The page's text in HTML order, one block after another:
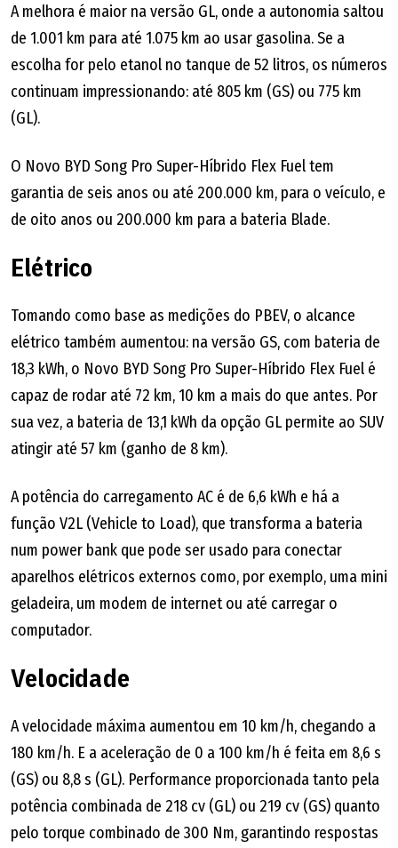
A melhora é maior na versão GL, onde a autonomia saltou
de 1.001 km para até 1.075 km ao usar gasolina. Se a
escolha for pelo etanol no tanque de 52 litros, os números
continuam impressionando: até 805 km (GS) ou 775 km
(GL).
O Novo BYD Song Pro Super-Híbrido Flex Fuel tem
garantia de seis anos ou até 200.000 km, para o veículo, e
de oito anos ou 200.000 km para a bateria Blade.
Elétrico
Tomando como base as medições do PBEV, o alcance
elétrico também aumentou: na versão GS, com bateria de
18,3 kWh, o Novo BYD Song Pro Super-Híbrido Flex Fuel é
capaz de rodar até 72 km, 10 km a mais do que antes. Por
sua vez, a bateria de 13,1 kWh da opção GL permite ao SUV
atingir até 57 km (ganho de 8 km).
A potência do carregamento AC é de 6,6 kWh e há a
função V2L (Vehicle to Load), que transforma a bateria
num power bank que pode ser usado para conectar
aparelhos elétricos externos como, por exemplo, uma mini
geladeira, um modem de internet ou até carregar o
computador.
Velocidade
A velocidade máxima aumentou em 10 km/h, chegando a
180 km/h. E a aceleração de 0 a 100 km/h é feita em 8,6 s
(GS) ou 8,8 s (GL). Performance proporcionada tanto pela
potência combinada de 218 cv (GL) ou 219 cv (GS) quanto
pelo torque combinado de 300 Nm, garantindo respostas